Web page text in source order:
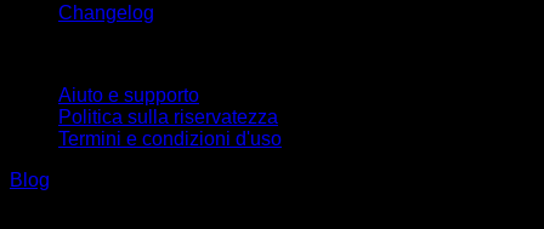
Changelog
Aiuto e supporto
Politica sulla riservatezza
Termini e condizioni d'uso
Blog